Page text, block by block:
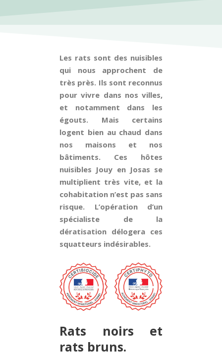
Les rats sont des nuisibles
qui nous approchent de
très près. Ils sont reconnus
pour vivre dans nos villes,
et notamment dans les
égouts. Mais certains
logent bien au chaud dans
nos maisons et nos
bâtiments. Ces hôtes
nuisibles Jouy en Josas se
multiplient très vite, et la
cohabitation n’est pas sans
risque. L’opération d’un
spécialiste de la
dératisation délogera ces
squatteurs indésirables.
Rats noirs et
rats bruns.